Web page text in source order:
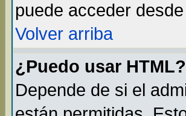
puede acceder
Volver arriba
¿Puedo usar HTML?
Depende de si el